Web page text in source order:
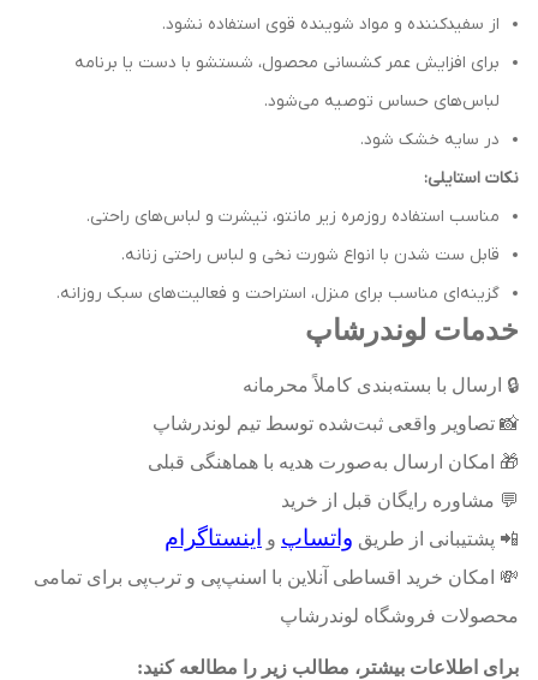
از سفیدکننده و مواد شوینده قوی استفاده نشود.
برای افزایش عمر کشسانی محصول، شستشو با دست یا برنامه
لباس‌های حساس توصیه می‌شود.
در سایه خشک شود.
نکات استایلی:
مناسب استفاده روزمره زیر مانتو، تیشرت و لباس‌های راحتی.
قابل ست شدن با انواع شورت نخی و لباس راحتی زنانه.
گزینه‌ای مناسب برای منزل، استراحت و فعالیت‌های سبک روزانه.
خدمات لوندرشاپ
🔒 ارسال با بسته‌بندی کاملاً محرمانه
📸 تصاویر واقعی ثبت‌شده توسط تیم لوندرشاپ
🎁 امکان ارسال به‌صورت هدیه با هماهنگی قبلی
💬 مشاوره رایگان قبل از خرید
📲 پشتیبانی از طریق واتساپ و اینستاگرام
💸 امکان خرید اقساطی آنلاین با اسنپ‌پی و ترب‌پی برای تمامی
محصولات فروشگاه لوندرشاپ
برای اطلاعات بیشتر، مطالب زیر را مطالعه کنید: